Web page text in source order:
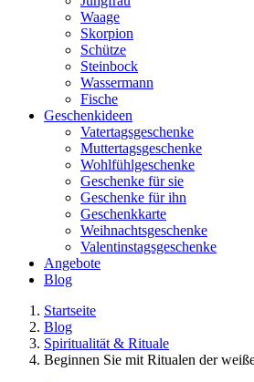
Waage
Skorpion
Schütze
Steinbock
Wassermann
Fische
Geschenkideen
Vatertagsgeschenke
Muttertagsgeschenke
Wohlfühlgeschenke
Geschenke für sie
Geschenke für ihn
Geschenkkarte
Weihnachtsgeschenke
Valentinstagsgeschenke
Angebote
Blog
Startseite
Blog
Spiritualität & Rituale
Beginnen Sie mit Ritualen der